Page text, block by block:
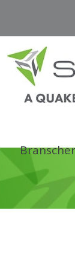
Branscher